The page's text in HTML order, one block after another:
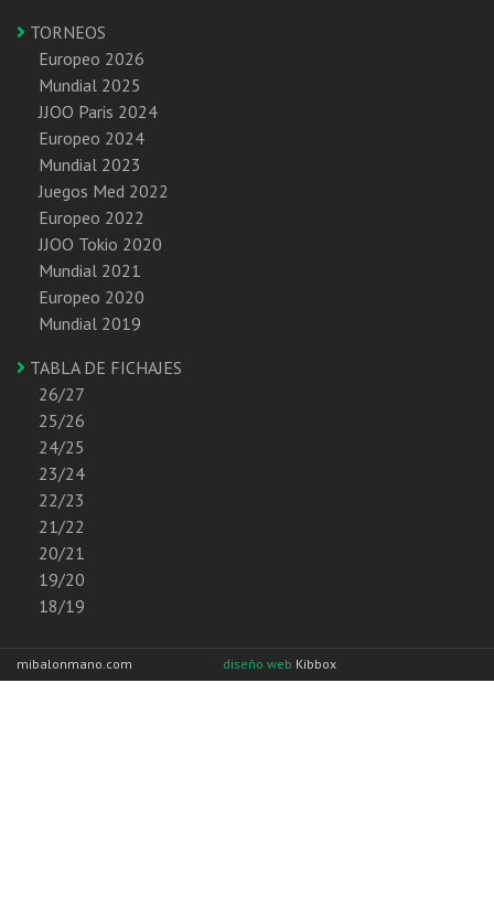
TORNEOS
Europeo 2026
Mundial 2025
JJOO Paris 2024
Europeo 2024
Mundial 2023
Juegos Med 2022
Europeo 2022
JJOO Tokio 2020
Mundial 2021
Europeo 2020
Mundial 2019
TABLA DE FICHAJES
26/27
25/26
24/25
23/24
22/23
21/22
20/21
19/20
18/19
mibalonmano.com diseño web Kibbox